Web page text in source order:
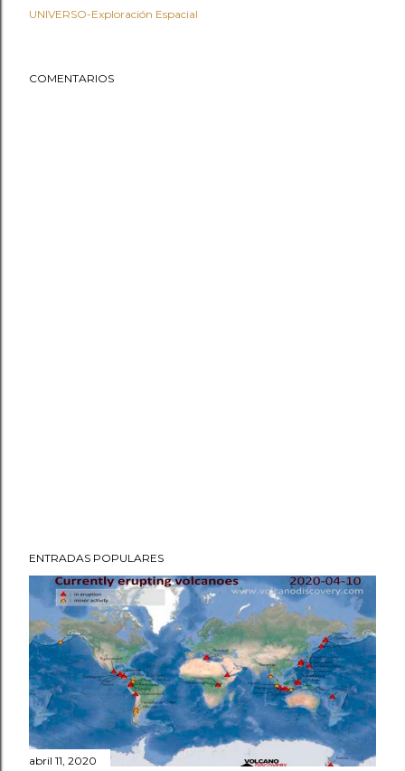
UNIVERSO-Exploración Espacial
COMENTARIOS
ENTRADAS POPULARES
abril 11, 2020